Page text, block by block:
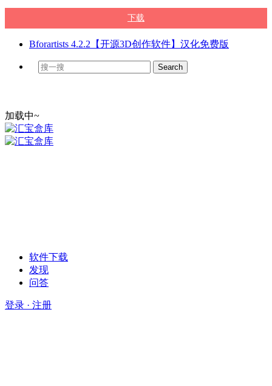
下载
Bforartists 4.2.2【开源3D创作软件】汉化免费版
加载中~
软件下载
发现
问答
登录 · 注册